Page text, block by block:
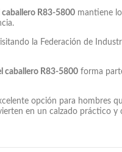
caballero R83-5800 mantiene
la Federación de
caballero R83-5800 forma
opción para hombres
en un calzado práctico y